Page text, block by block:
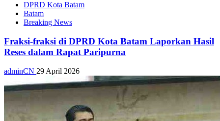
DPRD Kota Batam
Batam
Breaking News
Fraksi-fraksi di DPRD Kota Batam Laporkan Hasil
Reses dalam Rapat Paripurna
adminCN 29 April 2026